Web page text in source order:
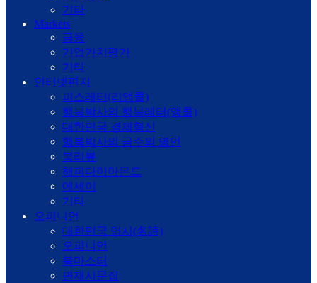
기타
Markets
금융
기업가치평가
기타
인터넷편지
피스레터(리앵콜)
행복박사의 행복레터(앵콜)
대한민국 경제혁신
행복박사의 금주의 명언
북리뷰
해피다이아몬드
에세이
기타
오피니언
대한민국 명시(名詩)
오피니언
북마스터
면재시문집